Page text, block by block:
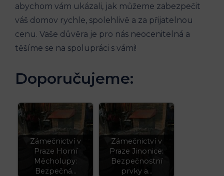
abychom vám ukázali, jak můžeme zabezpečit
váš domov rychle, spolehlivě a za přijatelnou
cenu. Vaše důvěra je pro nás neocenitelná a
těšíme se na spolupráci s vámi!
Doporučujeme:
Zámečnictví v
Praze Horní
Měcholupy:
Bezpečná…
Zámečnictví v
Praze Jinonice:
Bezpečnostní
prvky a…